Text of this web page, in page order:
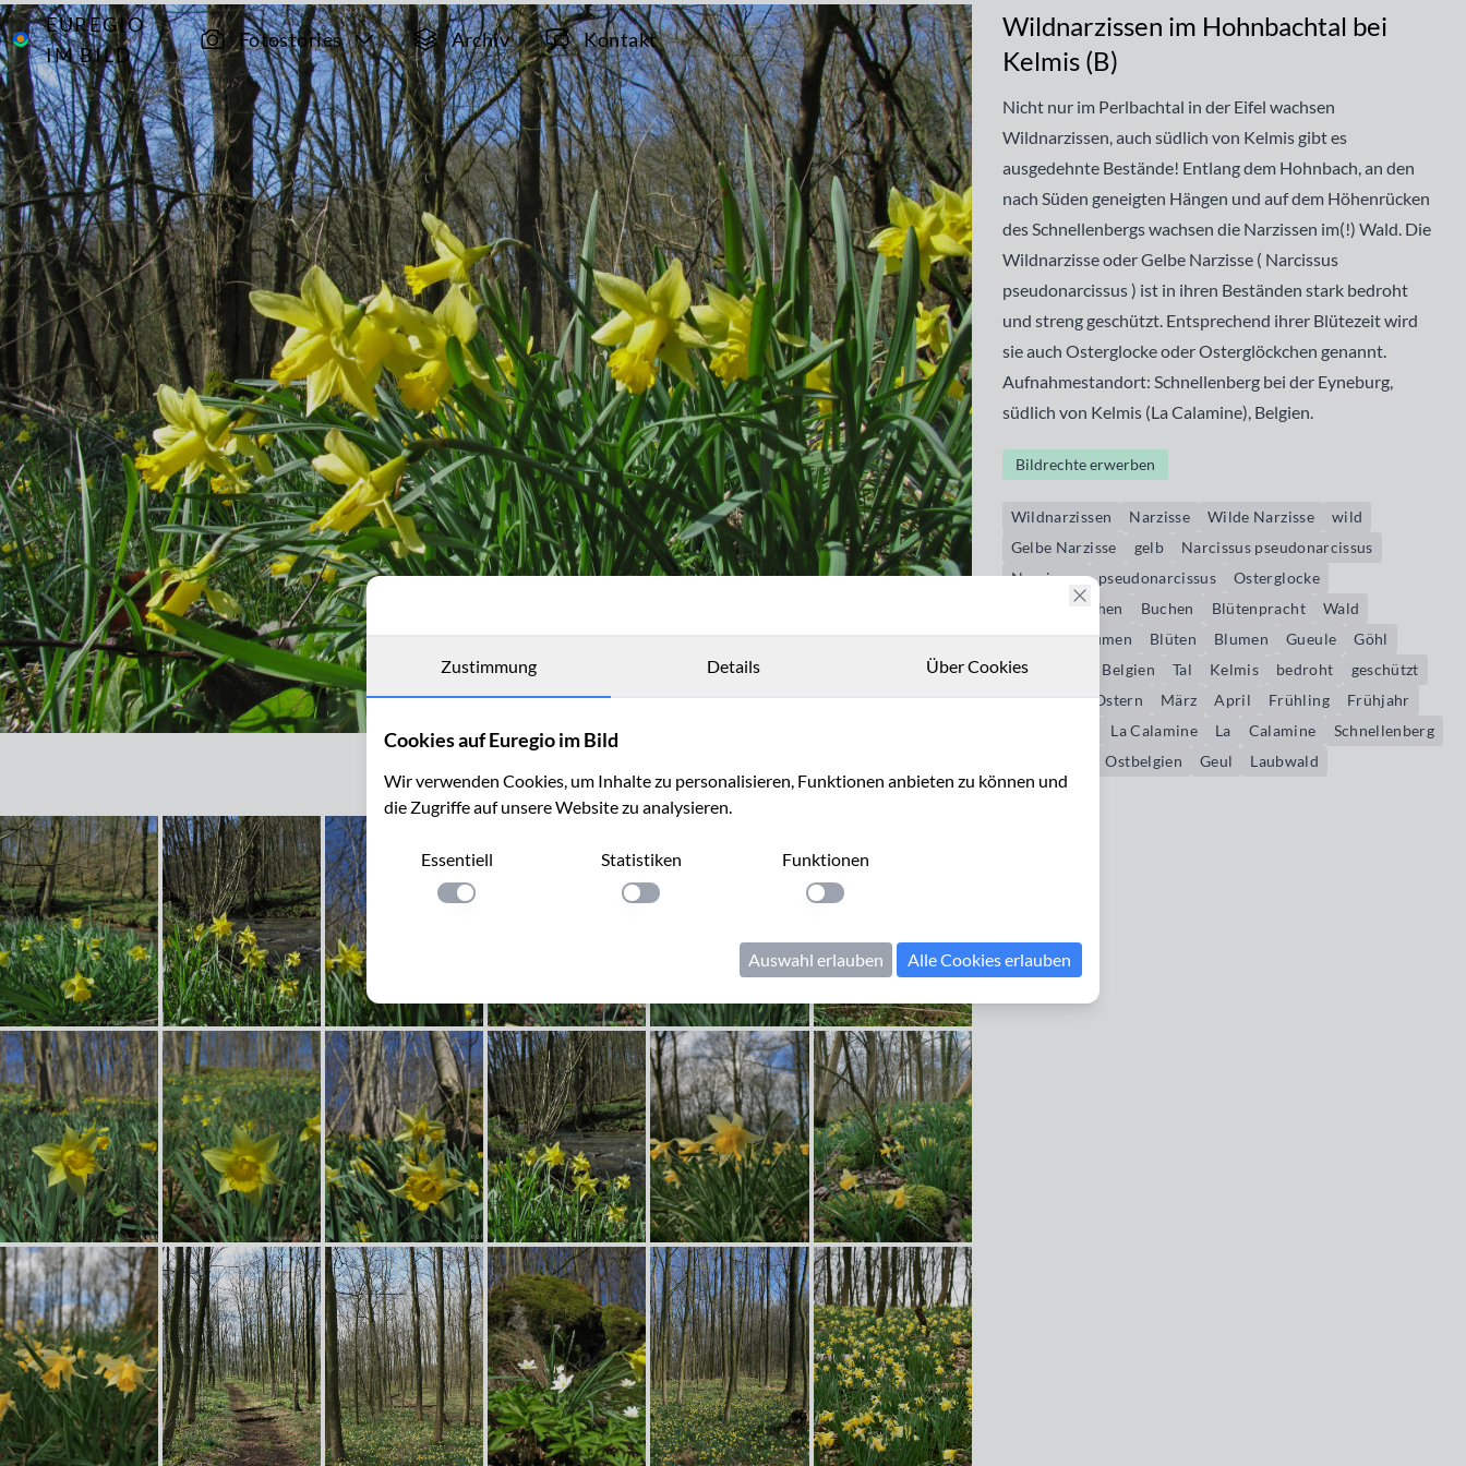
EUREGIO
IM BILD
Fotostories Archiv Kontakt
Archiv 904
Wildnarzissen im Hohnbachtal bei
Kelmis (B)
Nicht nur im Perlbachtal in der Eifel wachsen
Wildnarzissen, auch südlich von Kelmis gibt es
ausgedehnte Bestände! Entlang dem Hohnbach, an den
nach Süden geneigten Hängen und auf dem Höhenrücken
des Schnellenbergs wachsen die Narzissen im(!) Wald. Die
Wildnarzisse oder Gelbe Narzisse ( Narcissus
pseudonarcissus ) ist in ihren Beständen stark bedroht
und streng geschützt. Entsprechend ihrer Blütezeit wird
sie auch Osterglocke oder Osterglöckchen genannt.
Aufnahmestandort: Schnellenberg bei der Eyneburg,
südlich von Kelmis (La Calamine), Belgien.
Bildrechte erwerben
Wildnarzissen Narzisse Wilde Narzisse
wild
Gelbe Narzisse
gelb
Narcissus pseudonarcissus
Narcissus
pseudonarcissus
Osterglocke
Osterglöckchen
Buchen Blütenpracht
Wald
Frühlingsblumen
Blüten Blumen Gueule
Göhl
Hohnbach
Belgien Tal Kelmis bedroht
geschützt
Osterzeit
Ostern März April Frühling
Frühjahr
La Calamine La Calamine
Schnellenberg
Ostbelgien Geul Laubwald
Zustimmung Details Über Cookies
Cookies auf Euregio im Bild
Wir verwenden Cookies, um Inhalte zu personalisieren, Funktionen anbieten zu können und
die Zugriffe auf unsere Website zu analysieren.
Essentiell
Einstellung anwenden
Statistiken
Einstellung anwenden
Funktionen
Einstellung anwenden
Auswahl erlauben Alle Cookies erlauben